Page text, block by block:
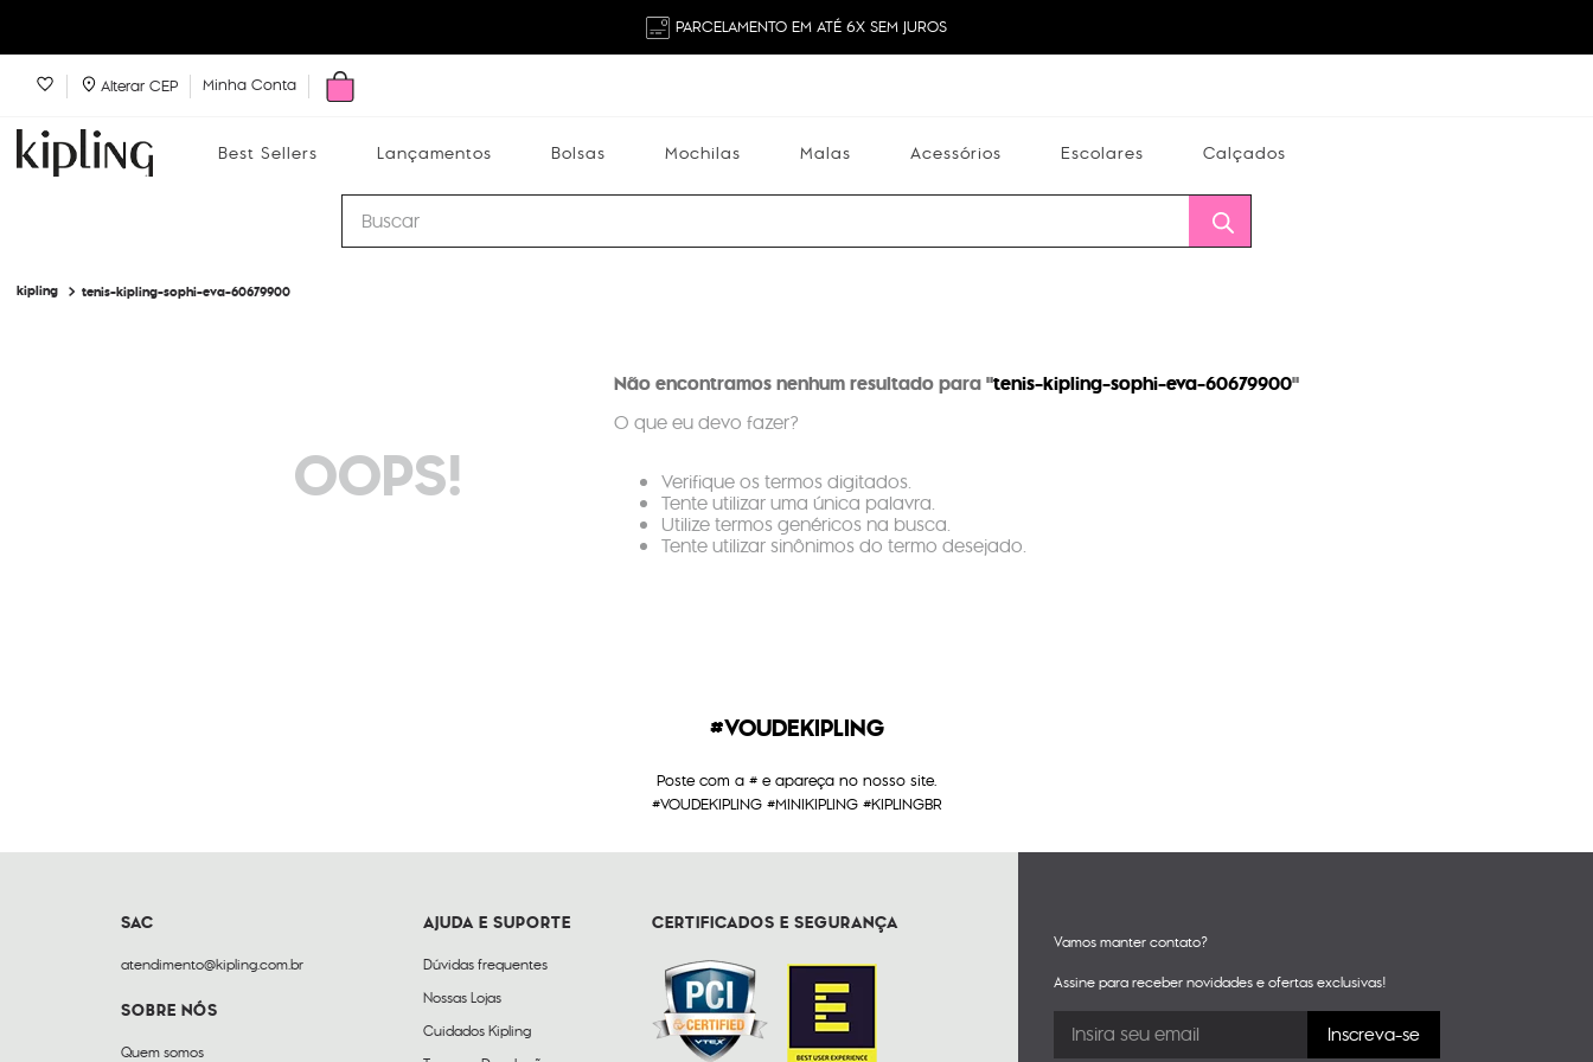
PARCELAMENTO EM ATÉ 6X SEM JUROS
Alterar CEP Minha Conta
Best Sellers Lançamentos Bolsas Mochilas Malas Acessórios Escolares Calçados
Buscar
Best Sellers
tenis-kipling-sophi-eva-60679900
OOPS!
Não encontramos nenhum resultado para "tenis-kipling-sophi-eva-60679900"
O que eu devo fazer?
Verifique os termos digitados.
Tente utilizar uma única palavra.
Utilize termos genéricos na busca.
Tente utilizar sinônimos do termo desejado.
#VOUDEKIPLING
Poste com a # e apareça no nosso site.
#VOUDEKIPLING #MINIKIPLING #KIPLINGBR
SAC
atendimento@kipling.com.br
SOBRE NÓS
Quem somos
AJUDA E SUPORTE
Dúvidas frequentes
Nossas Lojas
Cuidados Kipling
CERTIFICADOS E SEGURANÇA
Vamos manter contato?
Assine para receber novidades e ofertas exclusivas!